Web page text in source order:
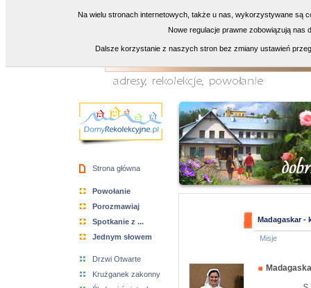
Strona główna
Powołanie
Porozmawiaj
Spotkanie z ...
Jednym słowem
Drzwi Otwarte
Krużganek zakonny
Madagaskar -
Misje
Na wielu stronach internetowych, także u nas, wykorzystywane są
Nowe regulacje prawne zobowiązują nas
Dalsze korzystanie z naszych stron bez zmiany ustawień